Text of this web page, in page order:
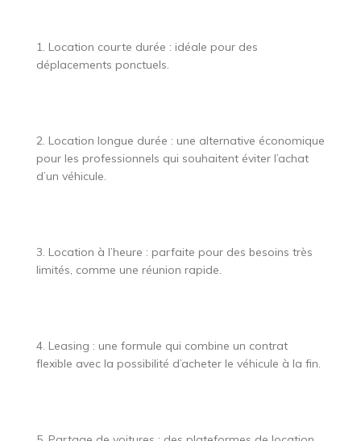
1. Location courte durée : idéale pour des
déplacements ponctuels.
2. Location longue durée : une alternative économique
pour les professionnels qui souhaitent éviter l’achat
d’un véhicule.
3. Location à l’heure : parfaite pour des besoins très
limités, comme une réunion rapide.
4. Leasing : une formule qui combine un contrat
flexible avec la possibilité d’acheter le véhicule à la fin.